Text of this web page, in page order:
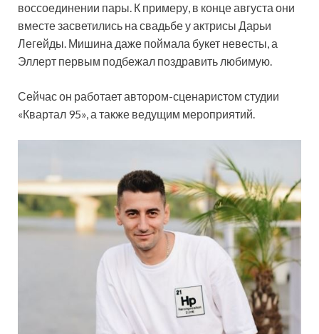
воссоединении пары. К примеру, в конце августа они
вместе засветились на свадьбе у актрисы Дарьи
Легейды. Мишина даже поймала букет невесты, а
Эллерт первым подбежал поздравить любимую.
Сейчас он работает автором-сценаристом студии
«Квартал 95», а также ведущим мероприятий.